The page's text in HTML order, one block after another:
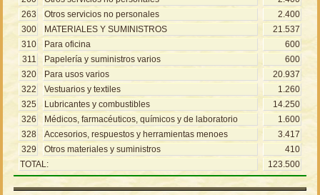
263
Otros servicios no personales
2.400
300
MATERIALES Y SUMINISTROS
21.537
310
Para oficina
600
311
Papelería y suministros varios
600
320
Para usos varios
20.937
322
Vestuarios y textiles
1.260
325
Lubricantes y combustibles
14.250
326
Médicos, farmacéuticos, químicos y de laboratorio
1.600
328
Accesorios, respuestos y herramientas menoes
3.417
329
Otros materiales y suministros
410
TOTAL:
123.500